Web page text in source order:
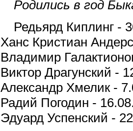
Родились в год
Редьярд Киплинг -
Ханс Кристиан
Владимир
Виктор Драгунский -
Александр Хмелик -
Радий Погодин -
Эдуард Успенский -